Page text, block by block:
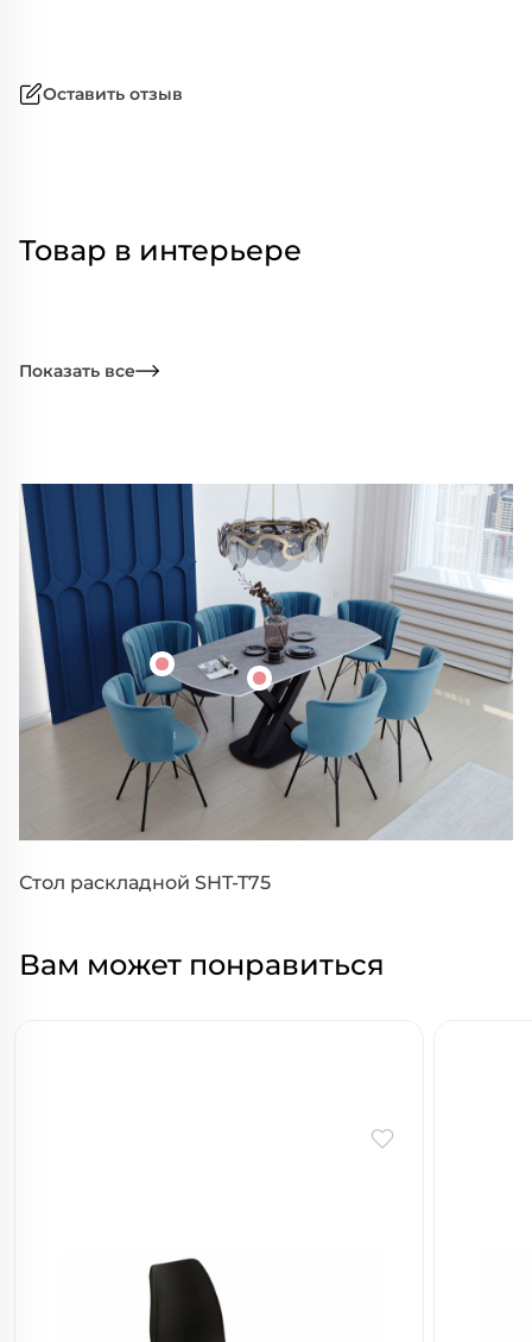
Оставить отзыв
Товар в интерьере
Показать все
Стол раскладной SHT-T75
Вам может понравиться